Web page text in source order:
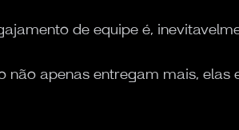
de equipe é,
apenas entregam mais,